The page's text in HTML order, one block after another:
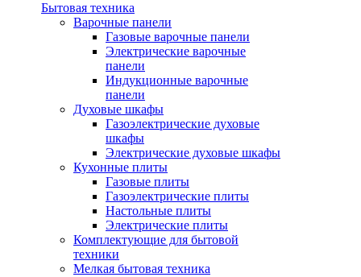
Бытовая техника
Варочные панели
Газовые варочные панели
Электрические варочные
панели
Индукционные варочные
панели
Духовые шкафы
Газоэлектрические духовые
шкафы
Электрические духовые шкафы
Кухонные плиты
Газовые плиты
Газоэлектрические плиты
Настольные плиты
Электрические плиты
Комплектующие для бытовой
техники
Мелкая бытовая техника